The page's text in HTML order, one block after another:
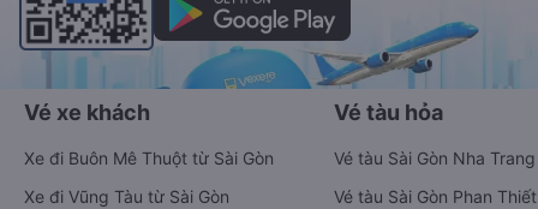
Vé xe khách
Xe đi Buôn Mê Thuột từ Sài Gòn
Xe đi Vũng Tàu từ Sài Gòn
Vé tàu hỏa
Vé tàu Sài Gòn Nha Trang
Vé tàu Sài Gòn Phan Thiết